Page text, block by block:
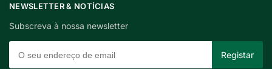
NEWSLETTER & NOTÍCIAS
Subscreva à nossa newsletter